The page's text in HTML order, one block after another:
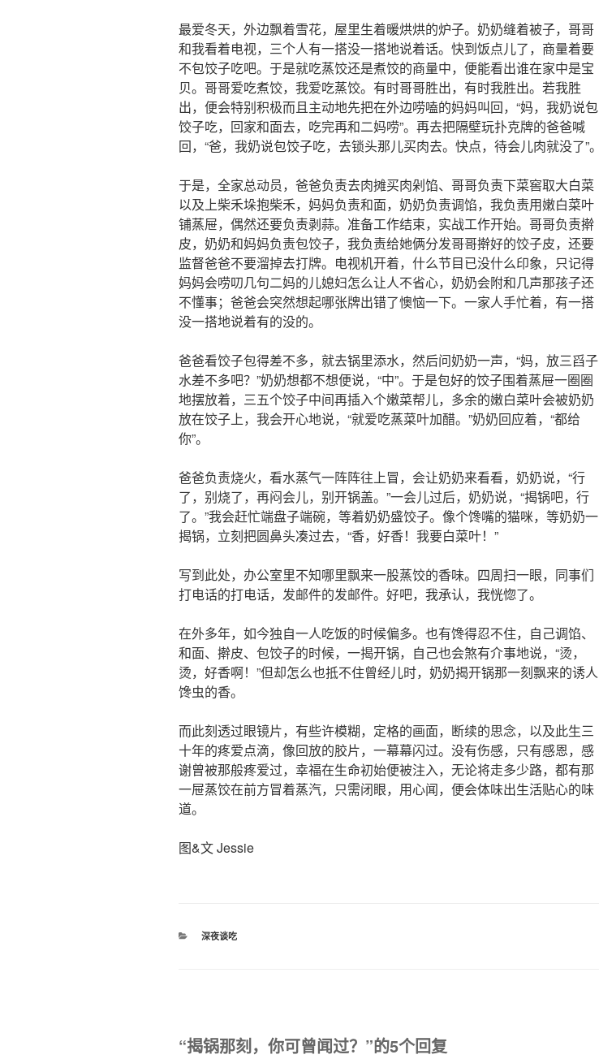
最爱冬天，外边飘着雪花，屋里生着暖烘烘的炉子。奶奶缝着被子，哥哥
和我看着电视，三个人有一搭没一搭地说着话。快到饭点儿了，商量着要
不包饺子吃吧。于是就吃蒸饺还是煮饺的商量中，便能看出谁在家中是宝
贝。哥哥爱吃煮饺，我爱吃蒸饺。有时哥哥胜出，有时我胜出。若我胜
出，便会特别积极而且主动地先把在外边唠嗑的妈妈叫回，“妈，我奶说包
饺子吃，回家和面去，吃完再和二妈唠”。再去把隔壁玩扑克牌的爸爸喊
回，“爸，我奶说包饺子吃，去锁头那儿买肉去。快点，待会儿肉就没了”。
于是，全家总动员，爸爸负责去肉摊买肉剁馅、哥哥负责下菜窖取大白菜
以及上柴禾垛抱柴禾，妈妈负责和面，奶奶负责调馅，我负责用嫩白菜叶
铺蒸屉，偶然还要负责剥蒜。准备工作结束，实战工作开始。哥哥负责擀
皮，奶奶和妈妈负责包饺子，我负责给她俩分发哥哥擀好的饺子皮，还要
监督爸爸不要溜掉去打牌。电视机开着，什么节目已没什么印象，只记得
妈妈会唠叨几句二妈的儿媳妇怎么让人不省心，奶奶会附和几声那孩子还
不懂事；爸爸会突然想起哪张牌出错了懊恼一下。一家人手忙着，有一搭
没一搭地说着有的没的。
爸爸看饺子包得差不多，就去锅里添水，然后问奶奶一声，“妈，放三舀子
水差不多吧？”奶奶想都不想便说，“中”。于是包好的饺子围着蒸屉一圈圈
地摆放着，三五个饺子中间再插入个嫩菜帮儿，多余的嫩白菜叶会被奶奶
放在饺子上，我会开心地说，“就爱吃蒸菜叶加醋。”奶奶回应着，“都给
你”。
爸爸负责烧火，看水蒸气一阵阵往上冒，会让奶奶来看看，奶奶说，“行
了，别烧了，再闷会儿，别开锅盖。”一会儿过后，奶奶说，“揭锅吧，行
了。”我会赶忙端盘子端碗，等着奶奶盛饺子。像个馋嘴的猫咪，等奶奶一
揭锅，立刻把圆鼻头凑过去，“香，好香！我要白菜叶！”
写到此处，办公室里不知哪里飘来一股蒸饺的香味。四周扫一眼，同事们
打电话的打电话，发邮件的发邮件。好吧，我承认，我恍惚了。
在外多年，如今独自一人吃饭的时候偏多。也有馋得忍不住，自己调馅、
和面、擀皮、包饺子的时候，一揭开锅，自己也会煞有介事地说，“烫，
烫，好香啊！”但却怎么也抵不住曾经儿时，奶奶揭开锅那一刻飘来的诱人
馋虫的香。
而此刻透过眼镜片，有些许模糊，定格的画面，断续的思念，以及此生三
十年的疼爱点滴，像回放的胶片，一幕幕闪过。没有伤感，只有感恩，感
谢曾被那般疼爱过，幸福在生命初始便被注入，无论将走多少路，都有那
一屉蒸饺在前方冒着蒸汽，只需闭眼，用心闻，便会体味出生活贴心的味
道。
图&文 Jessie
分
深夜谈吃
“揭锅那刻，你可曾闻过？”的5个回复